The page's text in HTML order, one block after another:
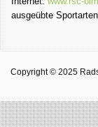
ausgeübte
Copyright © 2025